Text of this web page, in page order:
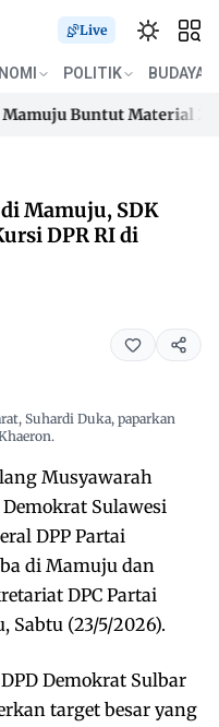
Live
POLITIK BUDAYA
Buntut Material 200
Buntut Material 200
Mamuju, SDK
DPR RI di
Suhardi Duka, paparkan
Musyawarah
Demokrat Sulawesi
DPP Partai
di Mamuju dan
DPC Partai
Sabtu (23/5/2026).
Demokrat Sulbar
target besar yang